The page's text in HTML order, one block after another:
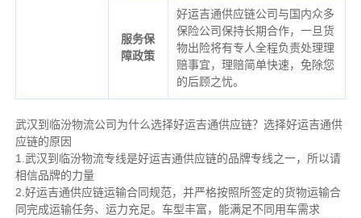
服务保
障政策
好运吉通供应链公司与国内众多
保险公司保持长期合作，一旦货
物出险将有专人全程负责处理理
赔事宜，理赔简单快速，免除您
的后顾之忧。
武汉到临汾物流公司为什么选择好运吉通供应链？选择好运吉通供
应链的原因
1.武汉到临汾物流专线是好运吉通供应链的品牌专线之一，所以请
相信品牌的力量
2.好运吉通供应链运输合同规范，并严格按照所签定的货物运输合
同完成运输任务、运力充足。车型丰富，能满足不同用车需求